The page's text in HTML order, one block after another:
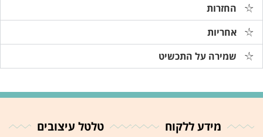
החזרות
אחריות
שמירה על התכשיט
מידע ללקוח טלטל עיצובים